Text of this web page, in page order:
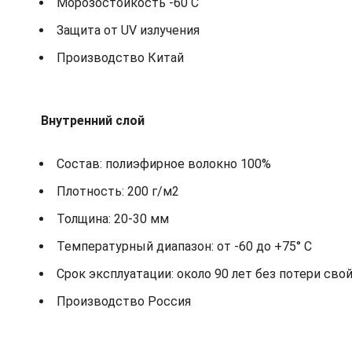
Морозостойкость -60 С
Защита от UV излучения
Производство Китай
Внутренний слой
Состав: полиэфирное волокно 100%
Плотность: 200 г/м2
Толщина: 20-30 мм
Температурный диапазон: от -60 до +75° С
Срок эксплуатации: около 90 лет без потери
Производство Россия